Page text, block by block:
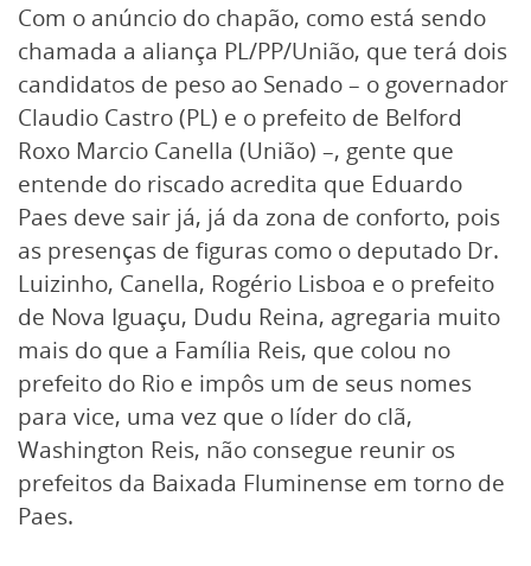
Com o anúncio do chapão, como está sendo
chamada a aliança PL/PP/União, que terá dois
candidatos de peso ao Senado – o governador
Claudio Castro (PL) e o prefeito de Belford
Roxo Marcio Canella (União) –, gente que
entende do riscado acredita que Eduardo
Paes deve sair já, já da zona de conforto, pois
as presenças de figuras como o deputado Dr.
Luizinho, Canella, Rogério Lisboa e o prefeito
de Nova Iguaçu, Dudu Reina, agregaria muito
mais do que a Família Reis, que colou no
prefeito do Rio e impôs um de seus nomes
para vice, uma vez que o líder do clã,
Washington Reis, não consegue reunir os
prefeitos da Baixada Fluminense em torno de
Paes.